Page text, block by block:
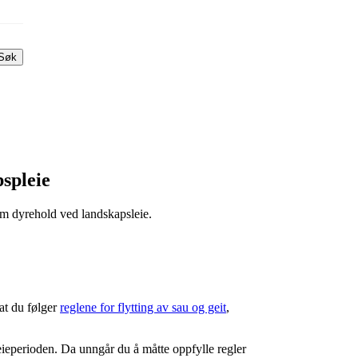
dyrehold ved landskapsleie.
du følgerreglene for flytting av sau og geit,
Da unngår du å måtte oppfylle regler